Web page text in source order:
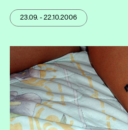
23.09. - 22.10.2006